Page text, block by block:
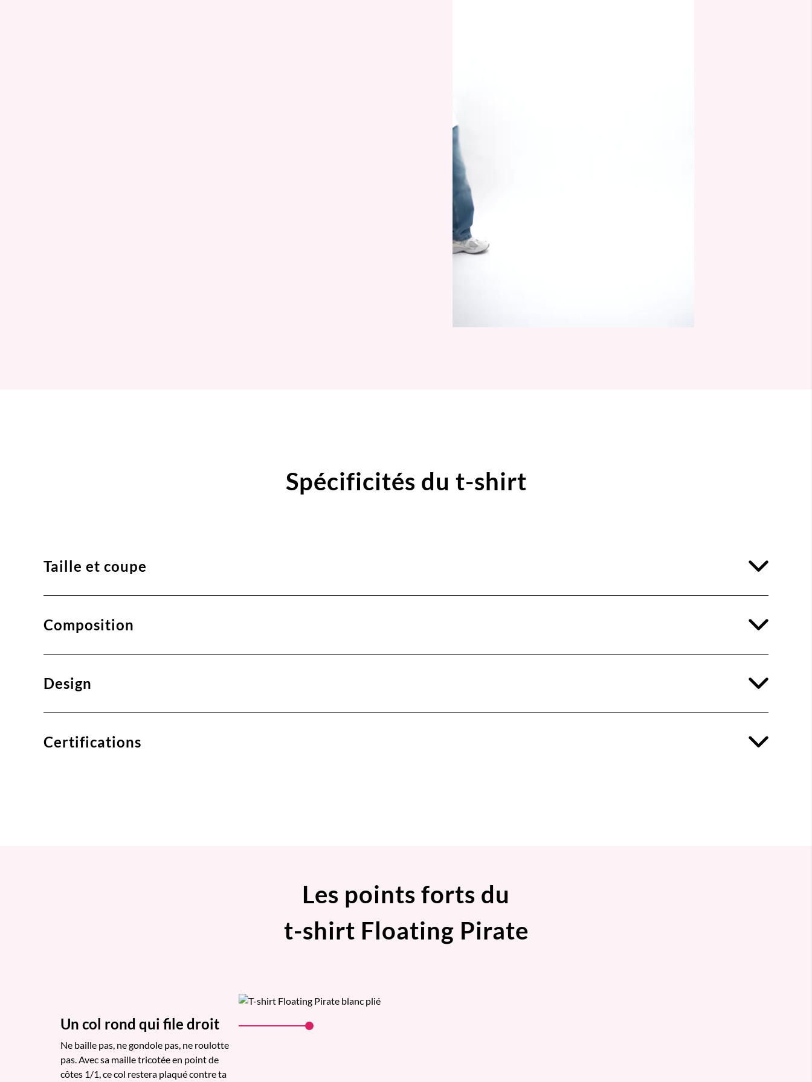
Spécificités du t-shirt
Taille et coupe
Composition
Design
Certifications
Les points forts du
t-shirt Floating Pirate
Un col rond qui file droit
Ne baille pas, ne gondole pas, ne roulotte
pas. Avec sa maille tricotée en point de
côtes 1/1, ce col restera plaqué contre ta